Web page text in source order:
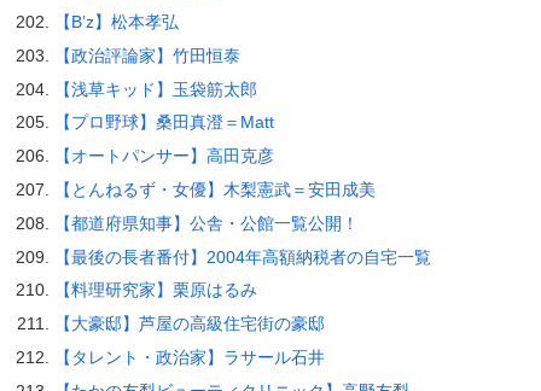
【B’z】松本孝弘
【政治評論家】竹田恒泰
【浅草キッド】玉袋筋太郎
【プロ野球】桑田真澄＝Matt
【オートパンサー】高田克彦
【とんねるず・女優】木梨憲武＝安田成美
【都道府県知事】公舎・公館一覧公開！
【最後の長者番付】2004年高額納税者の自宅一覧
【料理研究家】栗原はるみ
【大豪邸】芦屋の高級住宅街の豪邸
【タレント・政治家】ラサール石井